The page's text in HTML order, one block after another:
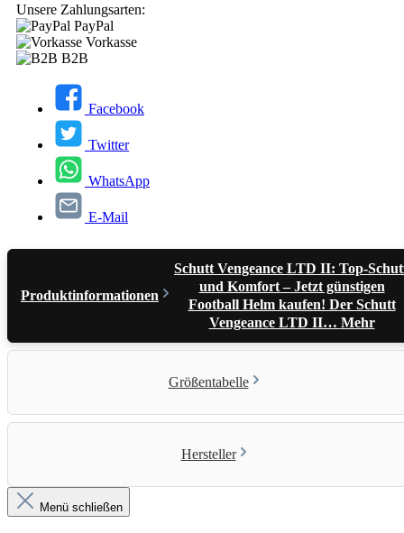
Unsere Zahlungsarten:
PayPal
Vorkasse
B2B
Facebook
Twitter
WhatsApp
E-Mail
Produktinformationen
Schutt Vengeance LTD II: Top-
und Komfort – Jetzt günstigen
Football Helm kaufen! Der Schutt
Vengeance LTD II… Mehr
Größentabelle
Hersteller
Menü schließen